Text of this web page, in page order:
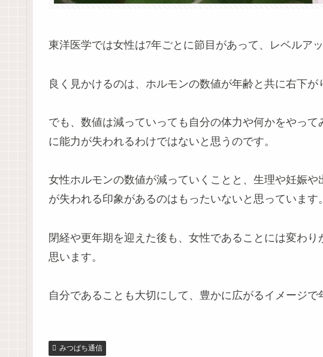
東洋医学では女性は7年ごとに節目があって、レベルア
良く見かけるのは、ホルモンの数値が年齢と共に右下が
でも、数値は減っていっても自分の体力や何かをやっ
に能力が失われるわけではないと思うのです。
女性ホルモンの数値が減っていくことと、生理や妊娠
が失われる印象があるのはもったいないと思っています。
閉経や更年期を迎えた後も、女性であることには変わ
思います。
自分であることも大切にして、豊かに広がるイメージで
みつばち通信